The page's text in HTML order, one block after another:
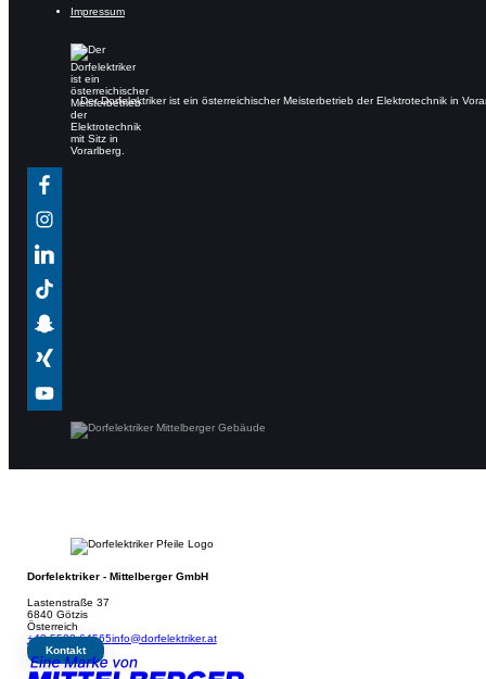
Dorfelektriker - Mittelberger GmbH
Lastenstraße 37
6840 Götzis
Österreich
+43 5523 64565info@dorfelektriker.at
Kontakt
Impressum
Der Dorfelektriker ist ein österreichischer Meisterbetrieb der Elektrotechnik in